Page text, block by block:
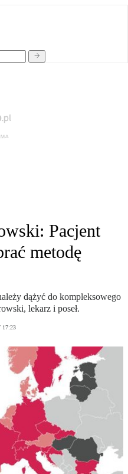
Pacjent
metodę
dążyć do kompleksowego
lekarz i poseł.
17:23